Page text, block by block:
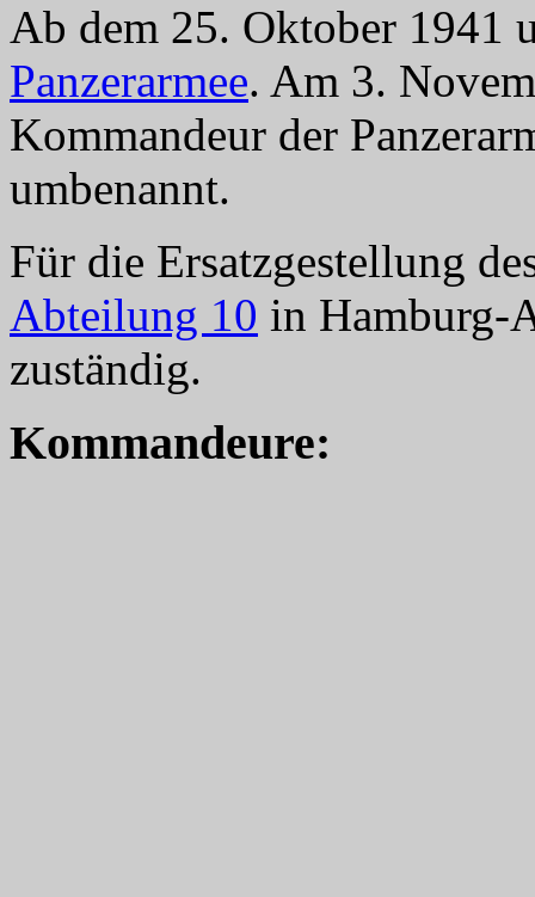
Ab dem 25. Oktober 1941
Panzerarmee. Am 3.
Kommandeur der
umbenannt.
Für die Ersatzgestellung
Abteilung 10 in Hamburg-
zuständig.
Kommandeure: